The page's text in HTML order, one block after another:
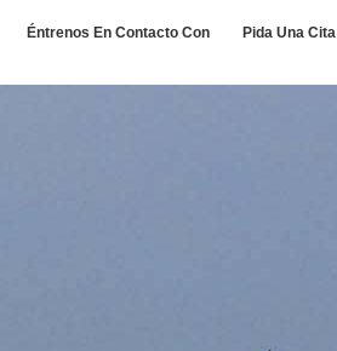
Éntrenos En Contacto Con Pida Una Cita